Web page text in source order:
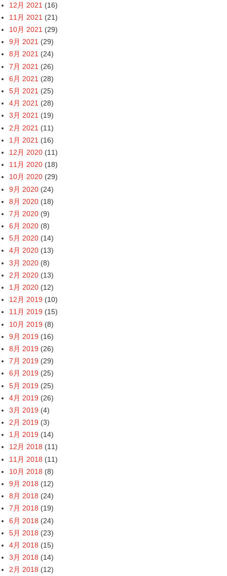
12月 2021 (16)
11月 2021 (21)
10月 2021 (29)
9月 2021 (29)
8月 2021 (24)
7月 2021 (26)
6月 2021 (28)
5月 2021 (25)
4月 2021 (28)
3月 2021 (19)
2月 2021 (11)
1月 2021 (16)
12月 2020 (11)
11月 2020 (18)
10月 2020 (29)
9月 2020 (24)
8月 2020 (18)
7月 2020 (9)
6月 2020 (8)
5月 2020 (14)
4月 2020 (13)
3月 2020 (8)
2月 2020 (13)
1月 2020 (12)
12月 2019 (10)
11月 2019 (15)
10月 2019 (8)
9月 2019 (16)
8月 2019 (26)
7月 2019 (29)
6月 2019 (25)
5月 2019 (25)
4月 2019 (26)
3月 2019 (4)
2月 2019 (3)
1月 2019 (14)
12月 2018 (11)
11月 2018 (11)
10月 2018 (8)
9月 2018 (12)
8月 2018 (24)
7月 2018 (19)
6月 2018 (24)
5月 2018 (23)
4月 2018 (15)
3月 2018 (14)
2月 2018 (12)